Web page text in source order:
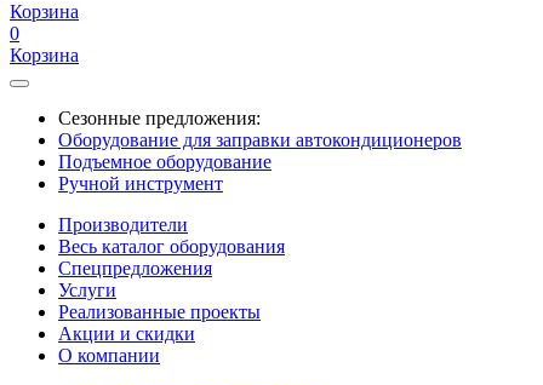
Корзина
0
Корзина
Сезонные предложения:
Оборудование для заправки автокондиционеров
Подъемное оборудование
Ручной инструмент
Производители
Весь каталог оборудования
Спецпредложения
Услуги
Реализованные проекты
Акции и скидки
О компании